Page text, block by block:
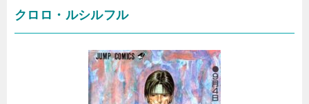
クロロ・ルシルフル